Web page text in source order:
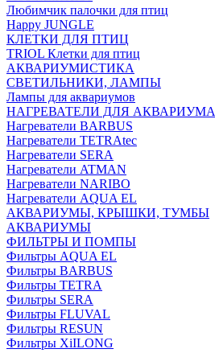
Любимчик палочки для птиц
Happy JUNGLE
КЛЕТКИ ДЛЯ ПТИЦ
TRIOL Клетки для птиц
АКВАРИУМИСТИКА
СВЕТИЛЬНИКИ, ЛАМПЫ
Лампы для аквариумов
НАГРЕВАТЕЛИ ДЛЯ АКВАРИУМА
Нагреватели BARBUS
Нагреватели TETRAtec
Нагреватели SERA
Нагреватели ATMAN
Нагреватели NARIBO
Нагреватели AQUA EL
АКВАРИУМЫ, КРЫШКИ, ТУМБЫ
АКВАРИУМЫ
ФИЛЬТРЫ И ПОМПЫ
Фильтры AQUA EL
Фильтры BARBUS
Фильтры ТETRA
Фильтры SERA
Фильтры FLUVAL
Фильтры RESUN
Фильтры XiILONG